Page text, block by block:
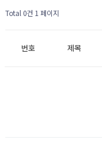
Total 0건 1 페이지
번호 제목